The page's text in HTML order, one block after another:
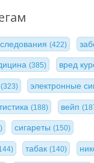
(422)
(385) вред
(323) электронные
(188) вейп
сигареты(150)
табак(140)